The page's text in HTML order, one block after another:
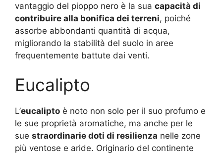
vantaggio del pioppo nero è la sua capacità di
contribuire alla bonifica dei terreni, poiché
assorbe abbondanti quantità di acqua,
migliorando la stabilità del suolo in aree
frequentemente battute dai venti.
Eucalipto
L’eucalipto è noto non solo per il suo profumo e
le sue proprietà aromatiche, ma anche per le
sue straordinarie doti di resilienza nelle zone
più ventose e aride. Originario del continente